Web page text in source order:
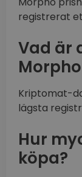
registrerat
Vad är
Morpho
Kriptomat-
lägsta
Hur
köpa?